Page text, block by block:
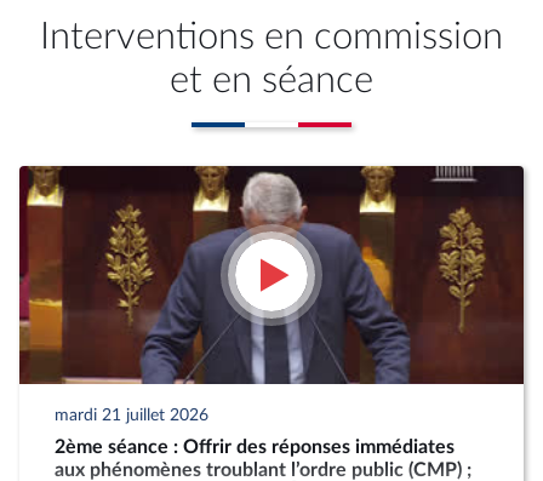
Interventions en commission
et en séance
mardi 21 juillet 2026
2ème séance : Offrir des réponses immédiates
aux phénomènes troublant l’ordre public (CMP) ;